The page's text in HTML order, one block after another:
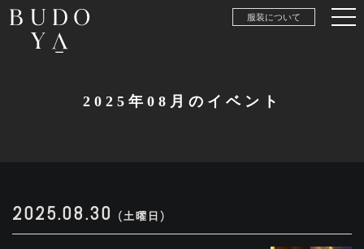
服装について
2025年08月のイベント
2025.08.30 (土曜日)